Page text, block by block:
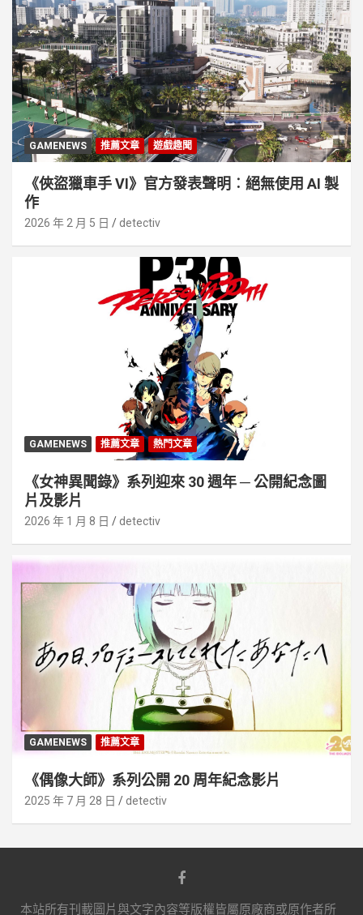
GAMENEWS 推薦文章 遊戲趣聞
《俠盜獵車手 VI》官方發表聲明︰絕無使用 AI 製
作
2026 年 2 月 5 日 detectiv
GAMENEWS 推薦文章 熱門文章
《女神異聞錄》系列迎來 30 週年 ─ 公開紀念圖
片及影片
2026 年 1 月 8 日 detectiv
GAMENEWS 推薦文章
《偶像大師》系列公開 20 周年紀念影片
2025 年 7 月 28 日 detectiv
本站所有刊載圖片與文字內容等版權皆屬原廠商或原作者所